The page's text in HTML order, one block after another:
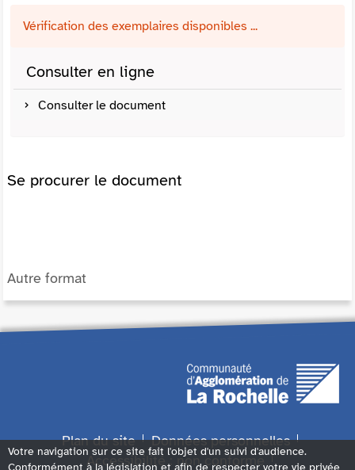
Vérification des exemplaires disponibles ...
Consulter en ligne
Consulter le document
Se procurer le document
Autre format
Plan du site
Données personnelles
Accessibilité : non conforme
Votre navigation sur ce site fait l'objet d'un suivi d'audience.
Conformément à la législation et afin de respecter votre vie privée,